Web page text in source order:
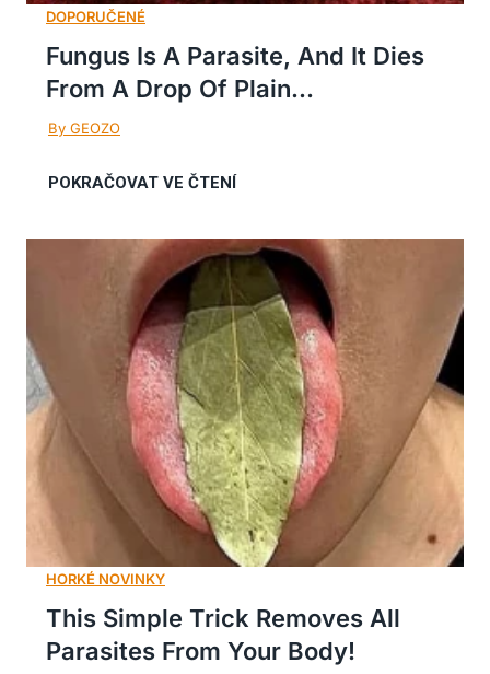
Fungus Is A Parasite, And It Dies
From A Drop Of Plain...
This Simple Trick Removes All
Parasites From Your Body!